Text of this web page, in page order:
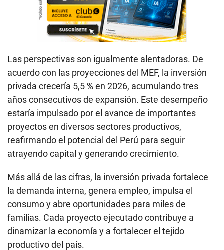
Las perspectivas son igualmente alentadoras. De
acuerdo con las proyecciones del MEF, la inversión
privada crecería 5,5 % en 2026, acumulando tres
años consecutivos de expansión. Este desempeño
estaría impulsado por el avance de importantes
proyectos en diversos sectores productivos,
reafirmando el potencial del Perú para seguir
atrayendo capital y generando crecimiento.
Más allá de las cifras, la inversión privada fortalece
la demanda interna, genera empleo, impulsa el
consumo y abre oportunidades para miles de
familias. Cada proyecto ejecutado contribuye a
dinamizar la economía y a fortalecer el tejido
productivo del país.